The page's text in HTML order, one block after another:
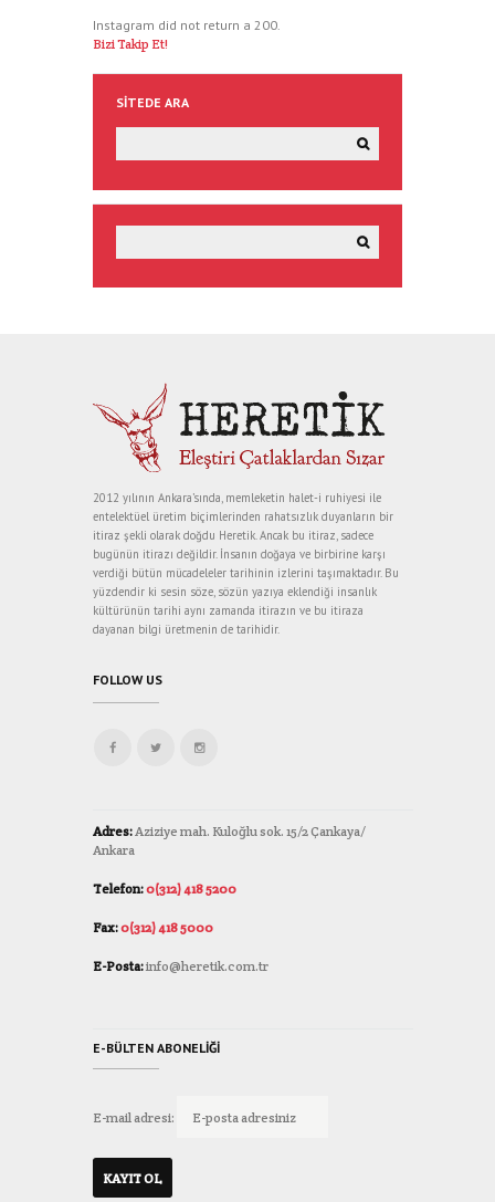
Instagram did not return a 200.
Bizi Takip Et!
SITEDE ARA
2012 yılının Ankara’sında, memleketin halet-i ruhiyesi ile
entelektüel üretim biçimlerinden rahatsızlık duyanların bir
itiraz şekli olarak doğdu Heretik. Ancak bu itiraz, sadece
bugünün itirazı değildir. İnsanın doğaya ve birbirine karşı
verdiği bütün mücadeleler tarihinin izlerini taşımaktadır. Bu
yüzdendir ki sesin söze, sözün yazıya eklendiği insanlık
kültürünün tarihi aynı zamanda itirazın ve bu itiraza
dayanan bilgi üretmenin de tarihidir.
FOLLOW US
Adres: Aziziye mah. Kuloğlu sok. 15/2 Çankaya/
Ankara
Telefon:0(312) 418 5200
Fax:0(312) 418 5000
E-Posta:info@heretik.com.tr
E-BÜLTEN ABONELIĞI
E-mail adresi: